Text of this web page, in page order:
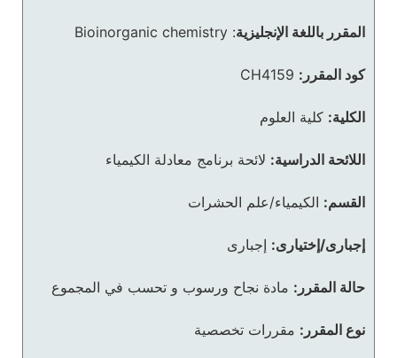
المقرر باللغة الإنجليزية:
Bioinorganic chemistry
كود المقرر: CH4159
الكلية: كلية العلوم
اللائحة الدراسية: لائحة برنامج معادلة الكيمياء
القسم: الكيمياء/علم الحشرات
إجبارى/إختيارى: إجبارى
حالة المقرر: مادة نجاح ورسوب و تحسب في المجموع
نوع المقرر: مقررات تخصصية